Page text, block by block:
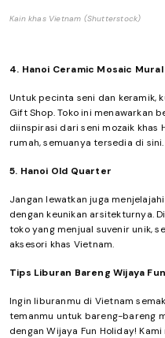
Kain khas Vietnam (Shutterstock)
4. Hanoi Ceramic Mosaic
Untuk pecinta seni dan keramik,
Gift Shop. Toko ini menawarkan
diinspirasi dari seni mozaik khas
rumah, semuanya tersedia di sini.
5. Hanoi Old Quarter
Jangan lewatkan juga
dengan keunikan arsitekturnya.
toko yang menjual suvenir unik,
aksesori khas Vietnam.
Tips Liburan Bareng Wijaya
Ingin liburanmu di Vietnam
temanmu untuk bareng-bareng
dengan Wijaya Fun Holiday!